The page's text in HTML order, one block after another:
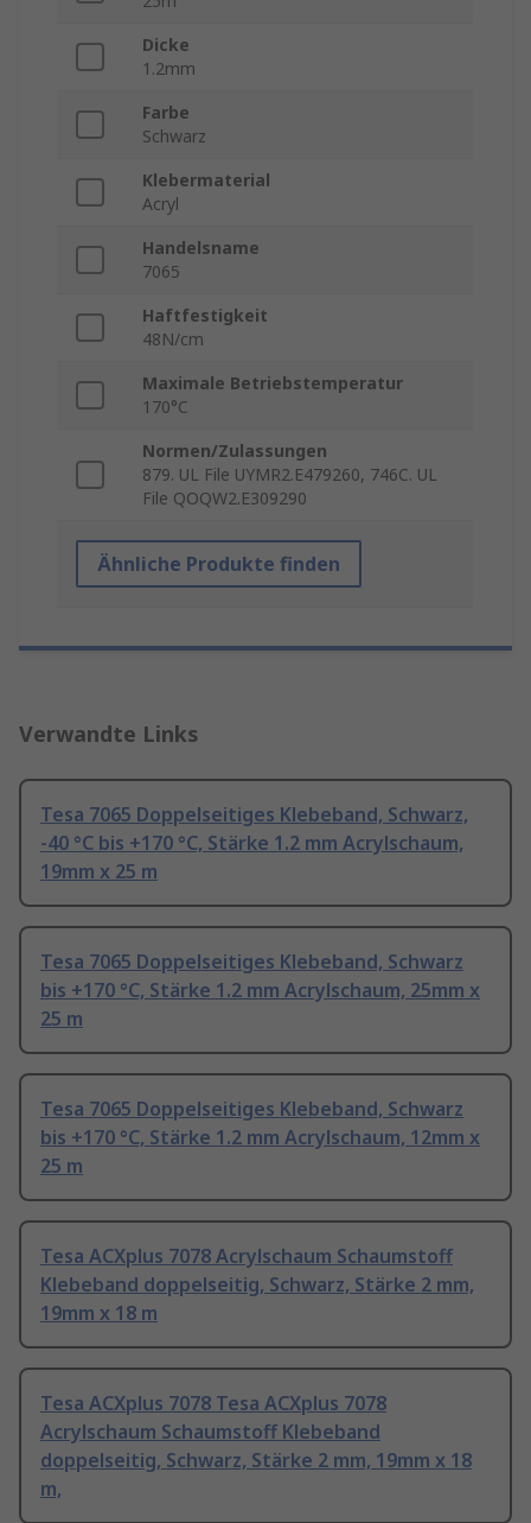
Dicke
1.2mm
Farbe
Schwarz
Klebermaterial
Acryl
Handelsname
7065
Haftfestigkeit
48N/cm
Maximale Betriebstemperatur
170°C
Normen/Zulassungen
879. UL File UYMR2.E479260, 746C. UL
File QOQW2.E309290
Ähnliche Produkte finden
Verwandte Links
Tesa 7065 Doppelseitiges Klebeband, Schwarz,
-40 °C bis +170 °C, Stärke 1.2 mm Acrylschaum,
19mm x 25 m
Tesa 7065 Doppelseitiges Klebeband, Schwarz
bis +170 °C, Stärke 1.2 mm Acrylschaum, 25mm x
25 m
Tesa 7065 Doppelseitiges Klebeband, Schwarz
bis +170 °C, Stärke 1.2 mm Acrylschaum, 12mm x
25 m
Tesa ACXplus 7078 Acrylschaum Schaumstoff
Klebeband doppelseitig, Schwarz, Stärke 2 mm,
19mm x 18 m
Tesa ACXplus 7078 Tesa ACXplus 7078
Acrylschaum Schaumstoff Klebeband
doppelseitig, Schwarz, Stärke 2 mm, 19mm x 18
m,